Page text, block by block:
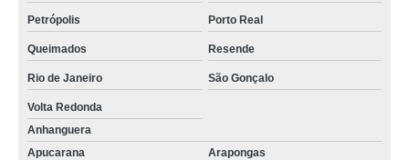
Petrópolis Porto Real
Queimados Resende
Rio de Janeiro São Gonçalo
Volta Redonda
Anhanguera
Apucarana
Arapongas